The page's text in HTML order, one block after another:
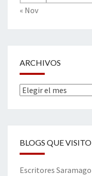
« Nov
ARCHIVOS
Archivos
BLOGS QUE VISITO
Escritores Saramago